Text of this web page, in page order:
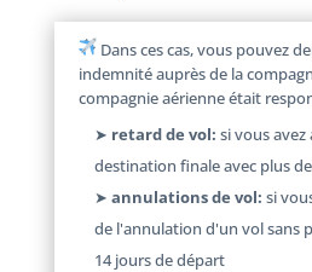
Dans ces cas, vous pouvez
indemnité auprès de la
compagnie aérienne était
➤ retard de vol: si vous
destination finale avec plus
➤ annulations de vol: si
de l'annulation d'un vol sans
14 jours de départ